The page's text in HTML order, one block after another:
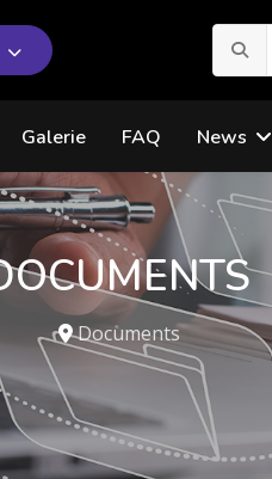
Galerie FAQ News
Documents